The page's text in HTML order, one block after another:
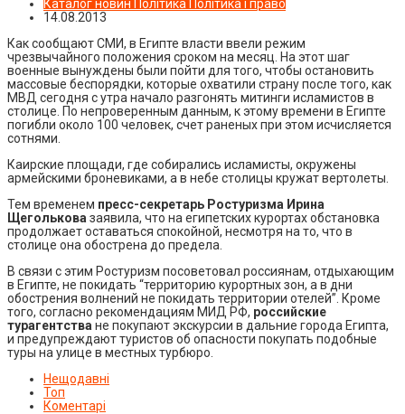
Каталог новин Політика Політика і право
14.08.2013
Как сообщают СМИ, в Египте власти ввели режим
чрезвычайного положения сроком на месяц. На этот шаг
военные вынуждены были пойти для того, чтобы остановить
массовые беспорядки, которые охватили страну после того, как
МВД сегодня с утра начало разгонять митинги исламистов в
столице. По непроверенным данным, к этому времени в Египте
погибли около 100 человек, счет раненых при этом исчисляется
сотнями.
Каирские площади, где собирались исламисты, окружены
армейскими броневиками, а в небе столицы кружат вертолеты.
Тем временем пресс-секретарь Ростуризма Ирина
Щеголькова заявила, что на египетских курортах обстановка
продолжает оставаться спокойной, несмотря на то, что в
столице она обострена до предела.
В связи с этим Ростуризм посоветовал россиянам, отдыхающим
в Египте, не покидать “территорию курортных зон, а в дни
обострения волнений не покидать территории отелей”. Кроме
того, согласно рекомендациям МИД РФ, российские
турагентства не покупают экскурсии в дальние города Египта,
и предупреждают туристов об опасности покупать подобные
туры на улице в местных турбюро.
Нещодавні
Топ
Коментарі